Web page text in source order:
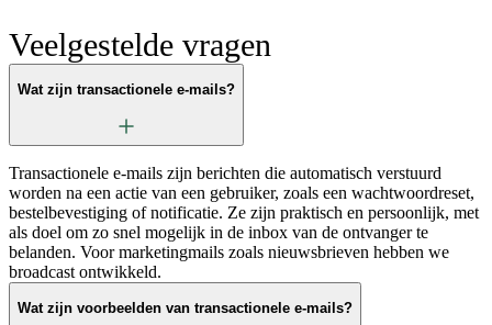
Veelgestelde vragen
Wat zijn transactionele e-mails?
Transactionele e-mails zijn berichten die automatisch verstuurd
worden na een actie van een gebruiker, zoals een wachtwoordreset,
bestelbevestiging of notificatie. Ze zijn praktisch en persoonlijk, met
als doel om zo snel mogelijk in de inbox van de ontvanger te
belanden. Voor marketingmails zoals nieuwsbrieven hebben we
broadcast ontwikkeld.
Wat zijn voorbeelden van transactionele e-mails?